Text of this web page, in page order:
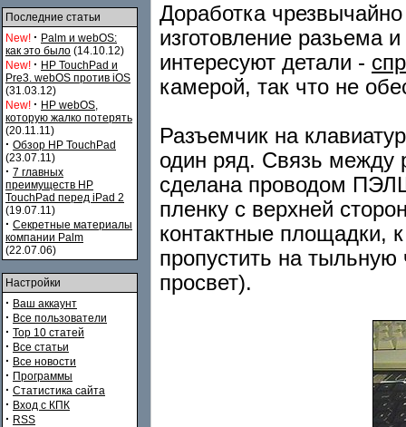
Последние статьи
New! · Palm и webOS:
как это было (14.10.12)
New! · HP TouchPad и
Pre3. webOS против iOS
(31.03.12)
New! · HP webOS,
которую жалко потерять
(20.11.11)
· Обзор HP TouchPad
(23.07.11)
· 7 главных
преимуществ HP
TouchPad перед iPad 2
(19.07.11)
· Секретные материалы
компании Palm
(22.07.06)
Настройки
· Ваш аккаунт
· Все пользователи
· Top 10 статей
· Все статьи
· Все новости
· Программы
· Статистика сайта
· Вход с КПК
· RSS
Доработка
изготовление разьема
интересуют детали -
камерой, так что не
Разъемчик на
один ряд. Связь между
сделана проводом
пленку с верхней
контактные площадки,
пропустить на тыльную
просвет).